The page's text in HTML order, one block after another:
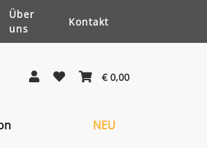
Über
uns
Kontakt
€ 0,00
NEU